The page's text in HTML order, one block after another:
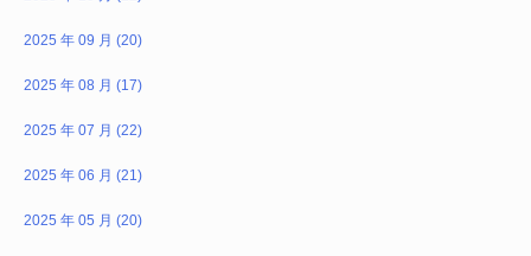
2025 年 09 月 (20)
2025 年 08 月 (17)
2025 年 07 月 (22)
2025 年 06 月 (21)
2025 年 05 月 (20)